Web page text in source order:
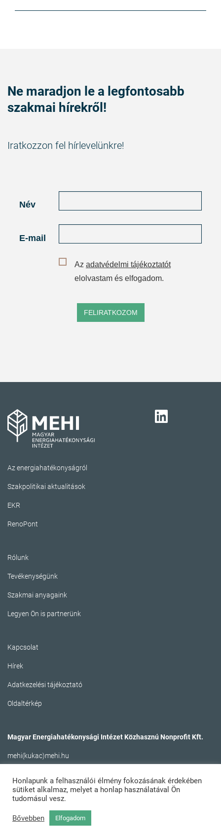
Ne maradjon le a legfontosabb
szakmai hírekről!
Iratkozzon fel hírlevelünkre!
Név
E-mail
Az adatvédelmi tájékoztatót
elolvastam és elfogadom.
FELIRATKOZOM
Az energiahatékonyságról
Szakpolitikai aktualitások
EKR
RenoPont
Rólunk
Tevékenységünk
Szakmai anyagaink
Legyen Ön is partnerünk
Kapcsolat
Hírek
Adatkezelési tájékoztató
Oldaltérkép
Magyar Energiahatékonysági Intézet Közhasznú Nonprofit Kft.
mehi(kukac)mehi.hu
Honlapunk a felhasználói élmény fokozásának érdekében
sütiket alkalmaz, melyet a honlap használatával Ön
tudomásul vesz.
Bővebben Elfogadom